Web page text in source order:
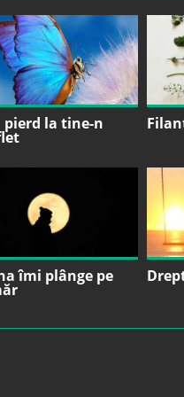
pierd la tine-n
îmi plânge pe